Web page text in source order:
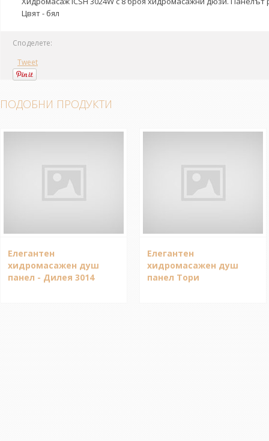
Цвят - бял
Споделете:
Tweet
ПОДОБНИ ПРОДУКТИ
Елегантен
хидромасажен душ
панел - Дилея 3014
Елегантен
хидромасажен душ
панел Тори